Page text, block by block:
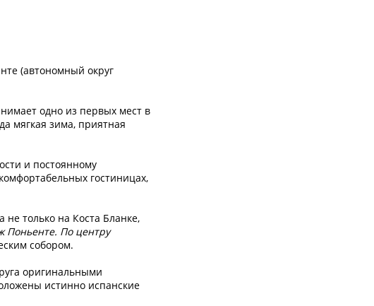
(автономный округ
одно из первых мест в
мягкая зима, приятная
и постоянному
гостиницах,
не только на Коста Бланке,
Поньенте. По центру
собором.
оригинальными
истинно испанские